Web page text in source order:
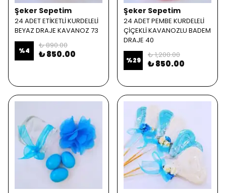
Şeker Sepetim
24 ADET ETİKETLİ KURDELELİ
BEYAZ DRAJE KAVANOZ 73
%4
₺ 890.00
₺ 850.00
Şeker Sepetim
24 ADET PEMBE KURDELELİ
ÇİÇEKLİ KAVANOZLU BADEM
DRAJE 40
%29
₺ 1,200.00
₺ 850.00